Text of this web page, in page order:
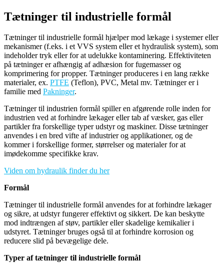
Tætninger til industrielle formål
Tætninger til industrielle formål hjælper mod lækage i systemer eller
mekanismer (f.eks. i et VVS system eller et hydraulisk system), som
indeholder tryk eller for at udelukke kontaminering. Effektiviteten
på tætninger er afhængig af adhæsion for fugemasser og
komprimering for propper. Tætninger produceres i en lang række
materialer, ex. PTFE (Teflon), PVC, Metal mv. Tætninger er i
familie med Pakninger.
Tætninger til industrien formål spiller en afgørende rolle inden for
industrien ved at forhindre lækager eller tab af væsker, gas eller
partikler fra forskellige typer udstyr og maskiner. Disse tætninger
anvendes i en bred vifte af industrier og applikationer, og de
kommer i forskellige former, størrelser og materialer for at
imødekomme specifikke krav.
Viden om hydraulik finder du her
Formål
Tætninger til industrielle formål anvendes for at forhindre lækager
og sikre, at udstyr fungerer effektivt og sikkert. De kan beskytte
mod indtrængen af støv, partikler eller skadelige kemikalier i
udstyret. Tætninger bruges også til at forhindre korrosion og
reducere slid på bevægelige dele.
Typer af tætninger til industrielle formål